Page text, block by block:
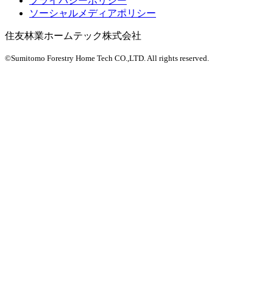
ソーシャルメディアポリシー
住友林業ホームテック株式会社
©Sumitomo Forestry Home Tech CO.,LTD.All rights reserved.